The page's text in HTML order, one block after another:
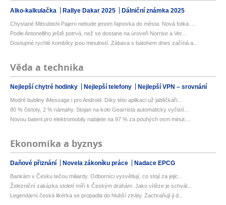
Alko-kalkulačka Rallye Dakar 2025 Dálniční známka 2025
Chystané Mitsubishi Pajero nebude jenom fajnovka do města. Nová fotka ...
Podle Antonelliho ještě potrvá, než se dostane na úroveň Norrise a Ver...
Dostupné rychlé kombíky jsou minulostí. Zábava s batohem dnes začíná a...
Věda a technika
Nejlepší chytré hodinky Nejlepší telefony Nejlepší VPN – srovnání
Modré bubliny iMessage i pro Android. Díky této aplikaci už jablíčkáři...
80 % čistoty, 2 % námahy. Stojan na kolo Gearrista automaticky vyčistí...
Novou baterii pro elektromobily nabijete na 97 % za pouhých osm minut....
Ekonomika a byznys
Daňové přiznání Novela zákoníku práce Nadace EPCG
Bankám v Česku tečou miliardy. Odborníci vysvětlují, co stojí za jejic...
Železniční zakázka století míří k Českým drahám. Jako vítěze je schvál...
Legendární česká likérka se propadla do hlubší ztráty. Zachraňují ji d...